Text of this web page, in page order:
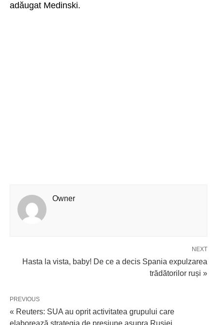
adăugat Medinski.
Owner
NEXT
Hasta la vista, baby! De ce a decis Spania expulzarea
trădătorilor ruși »
PREVIOUS
« Reuters: SUA au oprit activitatea grupului care